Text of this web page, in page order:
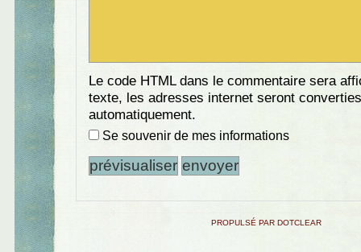
Le code HTML dans le commentaire sera
texte, les adresses internet seront converties
automatiquement.
Se souvenir de mes informations
PROPULSÉ PAR DOTCLEAR